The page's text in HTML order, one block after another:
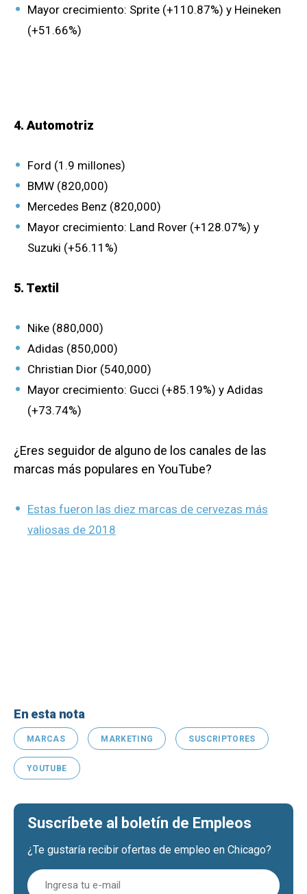
Mayor crecimiento: Sprite (+110.87%) y Heineken
(+51.66%)
4. Automotriz
Ford (1.9 millones)
BMW (820,000)
Mercedes Benz (820,000)
Mayor crecimiento: Land Rover (+128.07%) y
Suzuki (+56.11%)
5. Textil
Nike (880,000)
Adidas (850,000)
Christian Dior (540,000)
Mayor crecimiento: Gucci (+85.19%) y Adidas
(+73.74%)
¿Eres seguidor de alguno de los canales de las
marcas más populares en YouTube?
Estas fueron las diez marcas de cervezas más
valiosas de 2018
En esta nota
MARCAS MARKETING SUSCRIPTORES
YOUTUBE
Suscríbete al boletín de Empleos
¿Te gustaría recibir ofertas de empleo en Chicago?